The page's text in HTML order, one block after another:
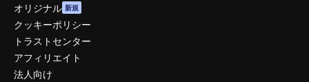
オリジナル 新規
クッキーポリシー
トラストセンター
アフィリエイト
法人向け